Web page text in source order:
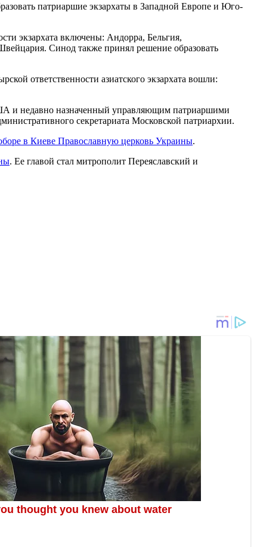
патриаршие экзархаты в Западной Европе и Юго-
экзархата включены: Андорра, Бельгия,
Синод также принял решение образовать
ответственности азиатского экзархата вошли:
и недавно назначенный управляющим патриаршими
секретариата Московской патриархии.
в Киеве Православную церковь Украины.
. Ее главой стал митрополит Переяславский и